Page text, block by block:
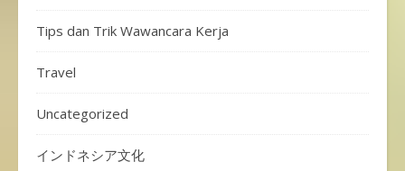
Tips dan Trik Wawancara Kerja
Travel
Uncategorized
インドネシア文化